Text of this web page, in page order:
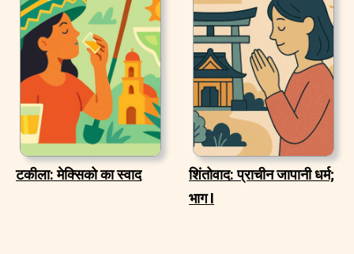
टकीला: मेक्सिको का स्वाद
शिंतोवाद: प्राचीन जापानी धर्म;
भाग I